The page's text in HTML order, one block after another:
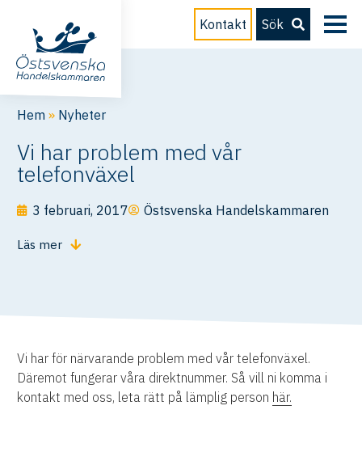
Kontakt Sök
Hem » Nyheter
Vi har problem med vår
telefonväxel
3 februari, 2017 Östsvenska Handelskammaren
Läs mer
Vi har för närvarande problem med vår telefonväxel.
Däremot fungerar våra direktnummer. Så vill ni komma i
kontakt med oss, leta rätt på lämplig person här.